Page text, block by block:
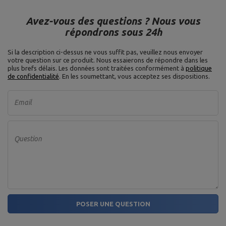
Plaque de poids 10 kg MW-
O10-kier
Épaisseur : 40 mm,
Matière : fonte grise,
fonte,
Tolérance de poids : ~ 5%,
Poids : 10kg,
Diamètre d'alésage : 31 mm,
MA-Z006
Barre d'haltère à vis simple
30 mm 40 cm MW-G40-EX-SR
poids : 2 x 12,5 cm,
Longueur : 40cm,
Avez-vous des questions ? Nous vous
répondrons sous 24h
Si la description ci-dessus ne vous suffit pas, veuillez nous envoyer
votre question sur ce produit. Nous essaierons de répondre dans les
plus brefs délais. Les données sont traitées conformément à politique
de confidentialité. En les soumettant, vous acceptez ses dispositions.
Email
Question
POSER UNE QUESTION